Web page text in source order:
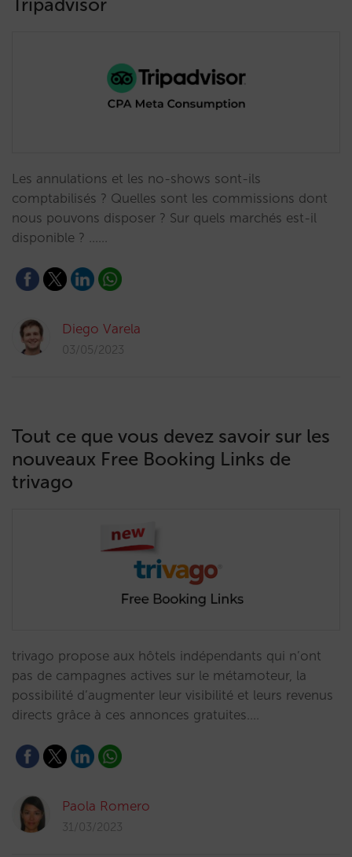
Les annulations et les no-shows sont-ils
comptabilisés ? Quelles sont les commissions dont
nous pouvons disposer ? Sur quels marchés est-il
disponible ? ...…
Diego Varela
03/05/2023
Tout ce que vous devez savoir sur les
nouveaux Free Booking Links de
trivago
trivago propose aux hôtels indépendants qui n’ont
pas de campagnes actives sur le métamoteur, la
possibilité d’augmenter leur visibilité et leurs revenus
directs grâce à ces annonces gratuites.…
Paola Romero
31/03/2023